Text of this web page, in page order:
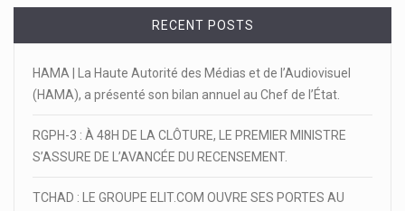
RECENT POSTS
HAMA | La Haute Autorité des Médias et de l’Audiovisuel
(HAMA), a présenté son bilan annuel au Chef de l’État.
RGPH-3 : À 48H DE LA CLÔTURE, LE PREMIER MINISTRE
S’ASSURE DE L’AVANCÉE DU RECENSEMENT.
TCHAD : LE GROUPE ELIT.COM OUVRE SES PORTES AU